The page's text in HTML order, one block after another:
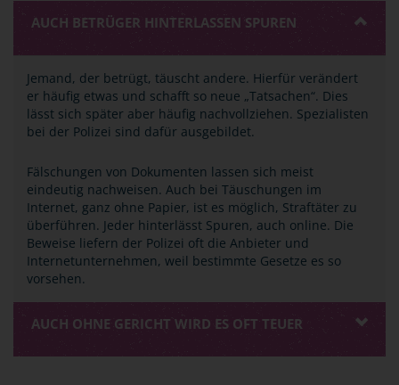
AUCH BETRÜGER HINTERLASSEN SPUREN
Jemand, der betrügt, täuscht andere. Hierfür verändert
er häufig etwas und schafft so neue „Tatsachen“. Dies
lässt sich später aber häufig nachvollziehen. Spezialisten
bei der Polizei sind dafür ausgebildet.
Fälschungen von Dokumenten lassen sich meist
eindeutig nachweisen. Auch bei Täuschungen im
Internet, ganz ohne Papier, ist es möglich, Straftäter zu
überführen. Jeder hinterlässt Spuren, auch online. Die
Beweise liefern der Polizei oft die Anbieter und
Internetunternehmen, weil bestimmte Gesetze es so
vorsehen.
AUCH OHNE GERICHT WIRD ES OFT TEUER